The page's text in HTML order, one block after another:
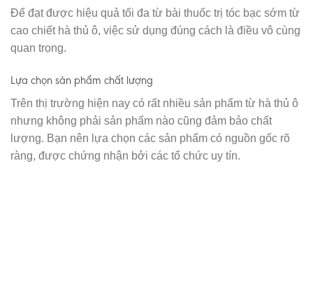
Để đạt được hiệu quả tối đa từ bài thuốc trị tóc bạc sớm từ
cao chiết hà thủ ô, việc sử dụng đúng cách là điều vô cùng
quan trọng.
Lựa chọn sản phẩm chất lượng
Trên thị trường hiện nay có rất nhiều sản phẩm từ hà thủ ô
nhưng không phải sản phẩm nào cũng đảm bảo chất
lượng. Bạn nên lựa chọn các sản phẩm có nguồn gốc rõ
ràng, được chứng nhận bởi các tổ chức uy tín.